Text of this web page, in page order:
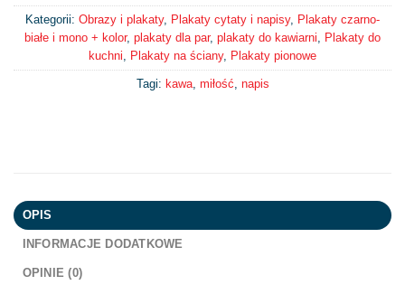
Kategorii: Obrazy i plakaty, Plakaty cytaty i napisy, Plakaty czarno-
białe i mono + kolor, plakaty dla par, plakaty do kawiarni
Plakaty do
kuchni
Plakaty na ściany, Plakaty pionowe
Tagi: kawa, miłość napis
OPIS
INFORMACJE DODATKOWE
OPINIE (0)